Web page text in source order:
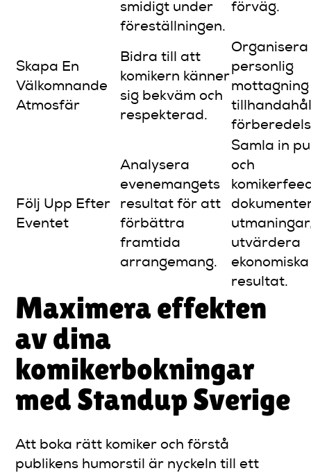
smidigt under
föreställningen.
förväg.
Skapa En
Välkomnande
Atmosfär
Bidra till att
komikern känner
sig bekväm och
respekterad.
Organisera
personlig
mottagning
Följ Upp Efter
Eventet
Analysera
evenemangets
resultat för att
förbättra
framtida
arrangemang.
Samla in
och
utvärdera
ekonomiska
resultat.
Maximera effekten
av dina
komikerbokningar
med Standup Sverige
Att boka rätt komiker och förstå
publikens humorstil är nyckeln till ett